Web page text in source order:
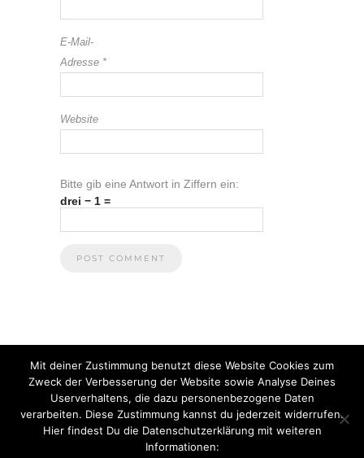
E-Mail-
Adresse *
Website
Bitte gib eine Antwort in Ziffern ein:
drei − 1 =
Mit deiner Zustimmung benutzt diese Website Cookies zum
Zweck der Verbesserung der Website sowie Analyse Deines
Userverhaltens, die dazu personenbezogene Daten
verarbeiten. Diese Zustimmung kannst du jederzeit widerrufen.
Hier findest Du die Datenschutzerklärung mit weiteren
Informationen: